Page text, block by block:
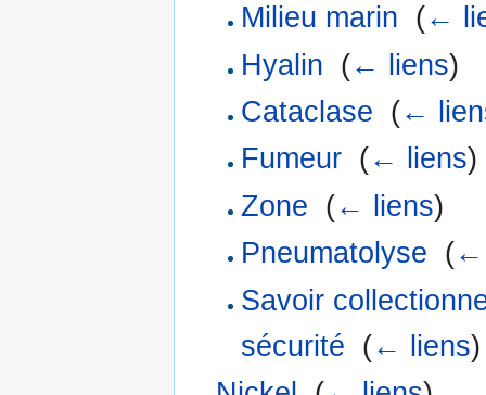
Milieu marin (←
Hyalin (← liens)
Cataclase (←
Fumeur‎ (← liens)
Zone (← liens)
Pneumatolyse (←
Savoir
sécurité (← liens)